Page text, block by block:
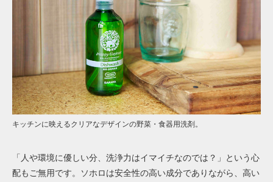
キッチンに映えるクリアなデザインの野菜・食器用洗剤。
「人や環境に優しい分、洗浄力はイマイチなのでは？」という心
配もご無用です。ソホロは安全性の高い成分でありながら、高い